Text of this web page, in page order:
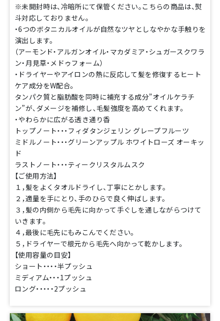
※未開封時は、冷暗所にて保管ください。こちらの商品は、熨
斗対応しておりません。
・6つのボタニカルオイルが自然なツヤとしなやかな手触りを
演出します。
（アーモンド・アルガンオイル・マカダミア・シュガースクワラ
ン・月見草・メドゥフォーム）
・ドライヤーやアイロンの熱に反応して髪を修復するヒート
ケア成分をW配合。
タンパク質と脂肪酸を同時に補充する成分”オイルケラチ
ン”が、ダメージを補修し、毛髪強度を高めてくれます。
・やわらかに広がる透き通り香
トップノート・・・フィダタンジェリン グレープフルーツ
ミドルノート・・・グリーンアップル ホワイトローズ オーキッ
ド
ラストノート・・・ティークリスタルムスク
【ご使用方法】
１，髪をよくタオルドライし、丁寧にとかします。
２，適量を手にとり、手のひらで良く伸ばします。
３，髪の内側から毛先に向かって手ぐしを通しながらつけて
いきます。
４，最後に毛先にもみこんでください。
５，ドライヤーで根元から毛先へ向かって乾かします。
【使用容量の目安】
ショート・・・・半プッシュ
ミディアム・・・1プッシュ
ロング・・・・・2プッシュ